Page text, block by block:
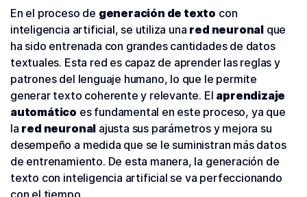
En el proceso de generación de texto con
inteligencia artificial, se utiliza una red neuronal que
ha sido entrenada con grandes cantidades de datos
textuales. Esta red es capaz de aprender las reglas y
patrones del lenguaje humano, lo que le permite
generar texto coherente y relevante. El aprendizaje
automático es fundamental en este proceso, ya que
la red neuronal ajusta sus parámetros y mejora su
desempeño a medida que se le suministran más datos
de entrenamiento. De esta manera, la generación de
texto con inteligencia artificial se va perfeccionando
con el tiempo.